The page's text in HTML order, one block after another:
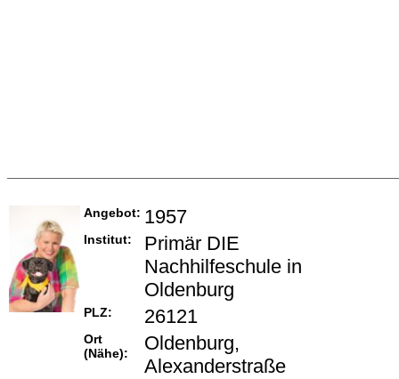
Angebot: 1957
Institut:
Primär DIE
Nachhilfeschule in
Oldenburg
PLZ: 26121
Ort
(Nähe):
Oldenburg,
Alexanderstraße